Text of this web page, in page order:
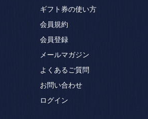
ギフト券の使い方
会員規約
会員登録
メールマガジン
よくあるご質問
お問い合わせ
ログイン